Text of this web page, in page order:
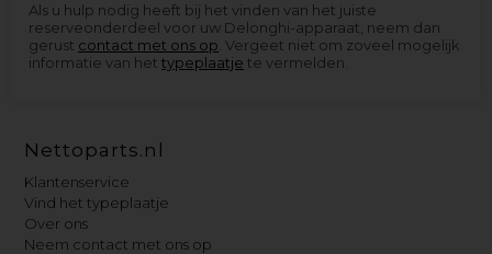
Als u hulp nodig heeft bij het vinden van het juiste
reserveonderdeel voor uw Delonghi-apparaat, neem dan
gerust contact met ons op . Vergeet niet om zoveel mogelijk
informatie van hettypeplaatje te vermelden.
Nettoparts.nl
Klantenservice
Vind het typeplaatje
Over ons
Neem contact met ons op